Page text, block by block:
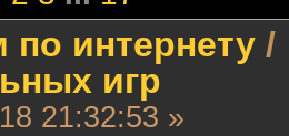
по интернету/
игр
21:32:53 »